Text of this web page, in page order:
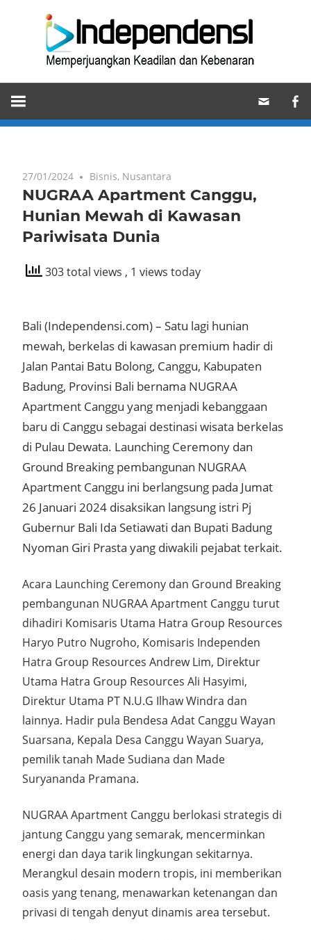
Memperjuangkan
Keadilan
dan
27/01/2024 Bisnis, Nusantara
NUGRAA Apartment Canggu,
Hunian Mewah di Kawasan
Pariwisata Dunia
303 total views , 1 views today
Bali (Independensi.com) – Satu lagi hunian
mewah, berkelas di kawasan premium hadir di
Jalan Pantai Batu Bolong, Canggu, Kabupaten
Badung, Provinsi Bali bernama NUGRAA
Apartment Canggu yang menjadi kebanggaan
baru di Canggu sebagai destinasi wisata berkelas
di Pulau Dewata. Launching Ceremony dan
Ground Breaking pembangunan NUGRAA
Apartment Canggu ini berlangsung pada Jumat
26 Januari 2024 disaksikan langsung istri Pj
Gubernur Bali Ida Setiawati dan Bupati Badung
Nyoman Giri Prasta yang diwakili pejabat terkait.
Acara Launching Ceremony dan Ground Breaking
pembangunan NUGRAA Apartment Canggu turut
dihadiri Komisaris Utama Hatra Group Resources
Haryo Putro Nugroho, Komisaris Independen
Hatra Group Resources Andrew Lim, Direktur
Utama Hatra Group Resources Ali Hasyimi,
Direktur Utama PT N.U.G Ilhaw Windra dan
lainnya. Hadir pula Bendesa Adat Canggu Wayan
Suarsana, Kepala Desa Canggu Wayan Suarya,
pemilik tanah Made Sudiana dan Made
Suryananda Pramana.
NUGRAA Apartment Canggu berlokasi strategis di
jantung Canggu yang semarak, mencerminkan
energi dan daya tarik lingkungan sekitarnya.
Merangkul desain modern tropis, ini memberikan
oasis yang tenang, menawarkan ketenangan dan
privasi di tengah denyut dinamis area tersebut.